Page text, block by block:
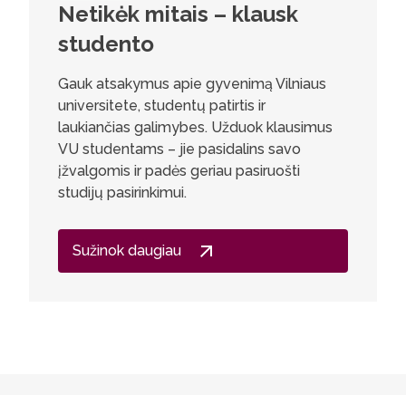
Netikėk mitais – klausk
studento
Gauk atsakymus apie gyvenimą Vilniaus
universitete, studentų patirtis ir
laukiančias galimybes. Užduok klausimus
VU studentams – jie pasidalins savo
įžvalgomis ir padės geriau pasiruošti
studijų pasirinkimui.
Sužinok daugiau